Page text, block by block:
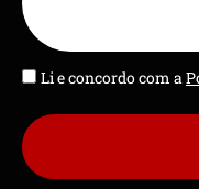
Li e concordo com a